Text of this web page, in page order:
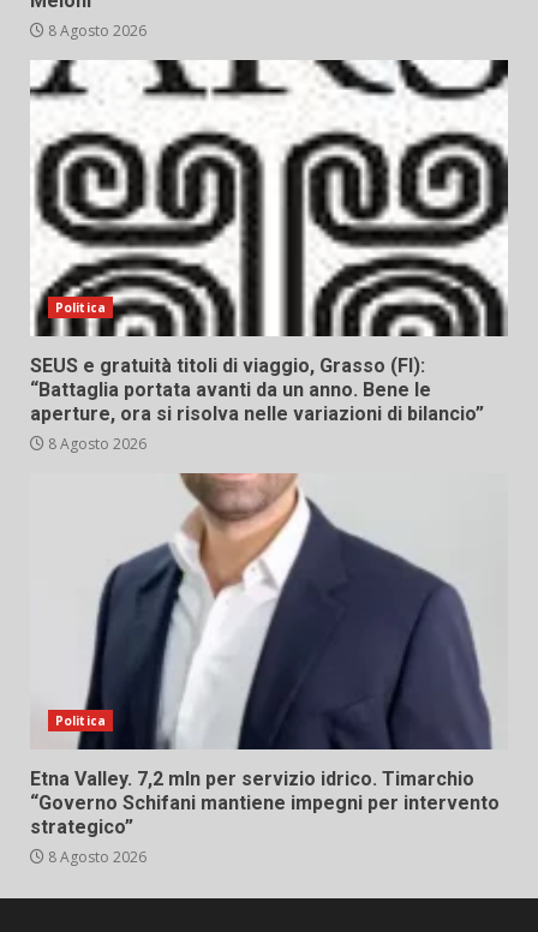
8 Agosto 2026
Politica
SEUS e gratuità titoli di viaggio, Grasso (FI):
“Battaglia portata avanti da un anno. Bene le
aperture, ora si risolva nelle variazioni di bilancio”
8 Agosto 2026
Politica
Etna Valley. 7,2 mln per servizio idrico. Timarchio
“Governo Schifani mantiene impegni per intervento
strategico”
8 Agosto 2026